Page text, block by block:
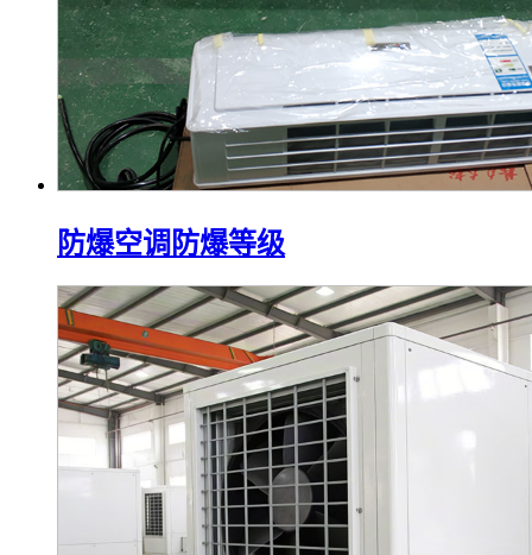
防爆空调防爆等级